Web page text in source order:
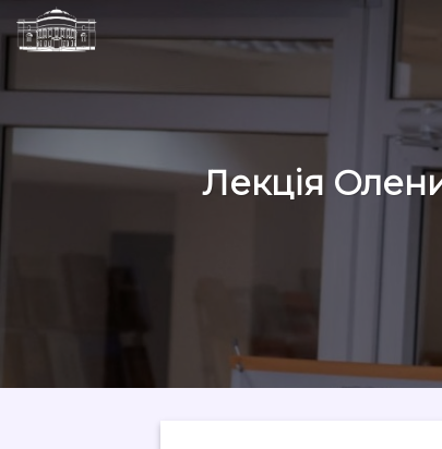
to
Лекція